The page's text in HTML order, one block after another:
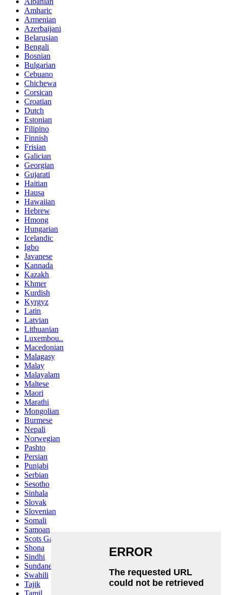
Amharic
Armenian
Azerbaijani
Belarusian
Bengali
Bosnian
Bulgarian
Cebuano
Chichewa
Corsican
Croatian
Dutch
Estonian
Filipino
Finnish
Frisian
Galician
Georgian
Gujarati
Haitian
Hausa
Hawaiian
Hebrew
Hmong
Hungarian
Icelandic
Igbo
Javanese
Kannada
Kazakh
Khmer
Kurdish
Kyrgyz
Latin
Latvian
Lithuanian
Luxembou..
Macedonian
Malagasy
Malay
Malayalam
Maltese
Maori
Marathi
Mongolian
Burmese
Nepali
Norwegian
Pashto
Persian
Punjabi
Serbian
Sesotho
Sinhala
Slovak
Slovenian
Somali
Samoan
Scots Gaelic
Shona
Sindhi
Sundanese
Swahili
Tajik